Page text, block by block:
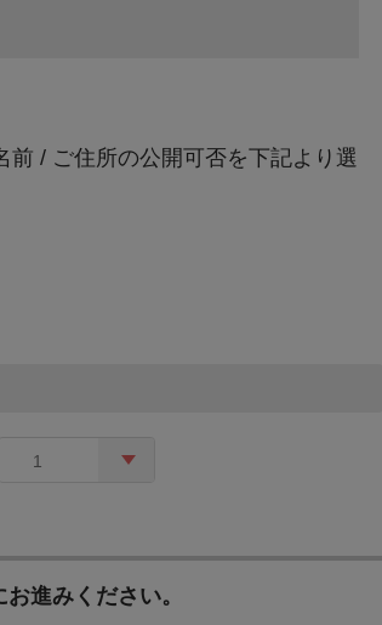
/ ご住所の公開可否を下記より選
1
進みください。